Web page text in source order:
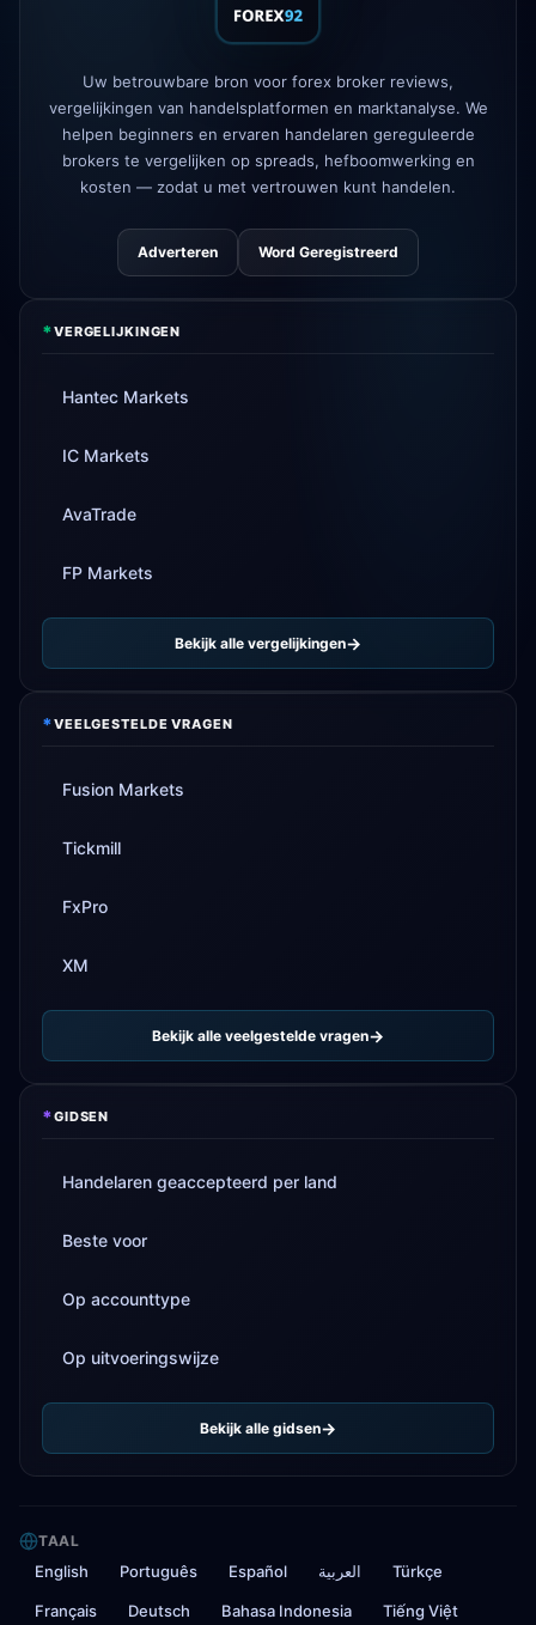
FP Markets— nieuwe zero-
commission accounts
AvaTrade
verloor regelgevende
licentie
3d
opnamesnelheid nu 24u 4d
Uw betrouwbare bron voor forex broker reviews,
vergelijkingen van handelsplatformen en marktanalyse. We
helpen beginners en ervaren handelaren gereguleerde
brokers te vergelijken op spreads, hefboomwerking en
kosten — zodat u met vertrouwen kunt handelen.
Adverteren Word Geregistreerd
*VERGELIJKINGEN
Hantec Markets
IC Markets
AvaTrade
FP Markets
Bekijk alle vergelijkingen
*VEELGESTELDE VRAGEN
Fusion Markets
Tickmill
FxPro
XM
Bekijk alle veelgestelde vragen
*GIDSEN
Handelaren geaccepteerd per land
Beste voor
Op accounttype
Op uitvoeringswijze
Bekijk alle gidsen
TAAL
English Português Español العربية Türkçe
Français Deutsch Bahasa Indonesia Tiếng Việt